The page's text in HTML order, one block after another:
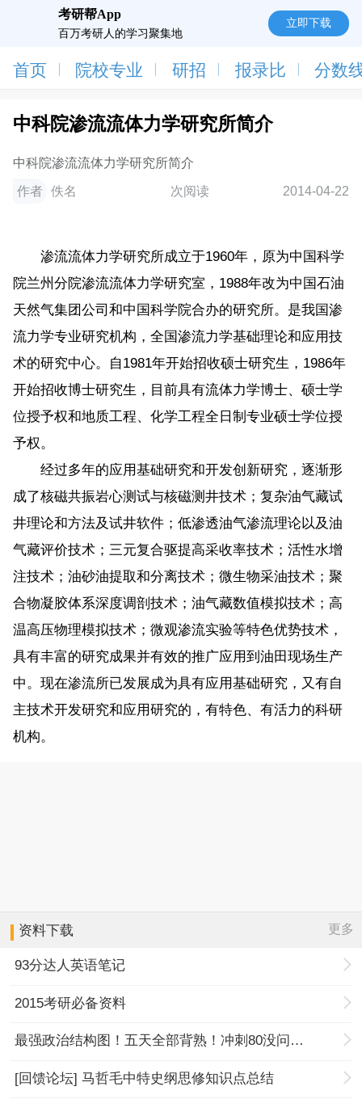
考研帮App
百万考研人的学习聚集地
立即下载
首页 院校专业 研招 报录比 分数
中科院渗流流体力学研究所简介
中科院渗流流体力学研究所简介
作者 佚名 次阅读 2014-04-22
渗流流体力学研究所成立于1960年，原为中国科学
院兰州分院渗流流体力学研究室，1988年改为中国石油
天然气集团公司和中国科学院合办的研究所。是我国渗
流力学专业研究机构，全国渗流力学基础理论和应用技
术的研究中心。自1981年开始招收硕士研究生，1986年
开始招收博士研究生，目前具有流体力学博士、硕士学
位授予权和地质工程、化学工程全日制专业硕士学位授
予权。
经过多年的应用基础研究和开发创新研究，逐渐形
成了核磁共振岩心测试与核磁测井技术；复杂油气藏试
井理论和方法及试井软件；低渗透油气渗流理论以及油
气藏评价技术；三元复合驱提高采收率技术；活性水增
注技术；油砂油提取和分离技术；微生物采油技术；聚
合物凝胶体系深度调剖技术；油气藏数值模拟技术；高
温高压物理模拟技术；微观渗流实验等特色优势技术，
具有丰富的研究成果并有效的推广应用到油田现场生产
中。现在渗流所已发展成为具有应用基础研究，又有自
主技术开发研究和应用研究的，有特色、有活力的科研
机构。
资料下载 更多
93分达人英语笔记
2015考研必备资料
最强政治结构图！五天全部背熟！冲刺80没问题！
[回馈论坛] 马哲毛中特史纲思修知识点总结